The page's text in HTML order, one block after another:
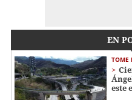
EN
TOME
este